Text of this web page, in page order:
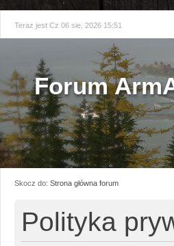
Teraz jest Cz 06 sie, 2026 15:51
Forum
Skocz do: Strona główna forum
Polityka